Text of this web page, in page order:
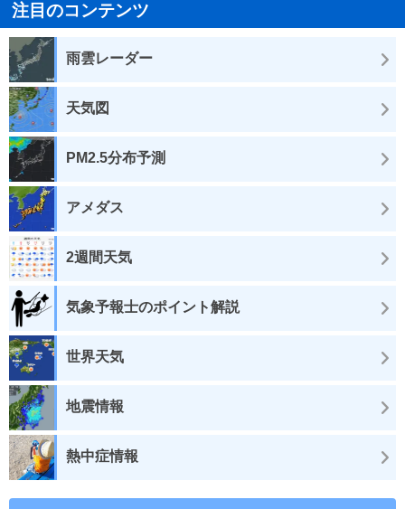
注目のコンテンツ
雨雲レーダー
天気図
PM2.5分布予測
アメダス
2週間天気
気象予報士のポイント解説
世界天気
地震情報
熱中症情報